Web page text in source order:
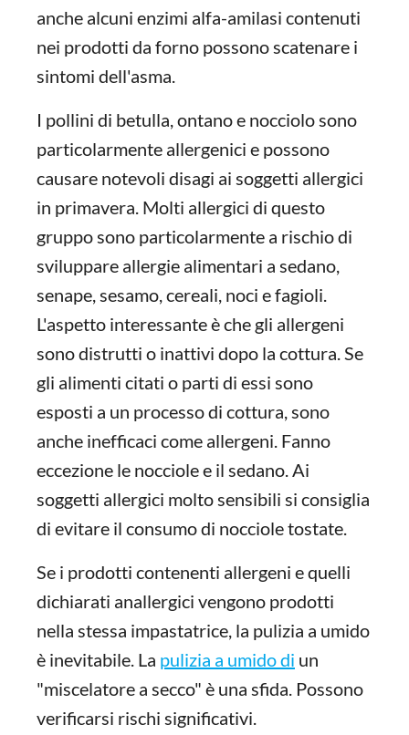
anche alcuni enzimi alfa-amilasi contenuti
nei prodotti da forno possono scatenare i
sintomi dell'asma.
I pollini di betulla, ontano e nocciolo sono
particolarmente allergenici e possono
causare notevoli disagi ai soggetti allergici
in primavera. Molti allergici di questo
gruppo sono particolarmente a rischio di
sviluppare allergie alimentari a sedano,
senape, sesamo, cereali, noci e fagioli.
L'aspetto interessante è che gli allergeni
sono distrutti o inattivi dopo la cottura. Se
gli alimenti citati o parti di essi sono
esposti a un processo di cottura, sono
anche inefficaci come allergeni. Fanno
eccezione le nocciole e il sedano. Ai
soggetti allergici molto sensibili si consiglia
di evitare il consumo di nocciole tostate.
Se i prodotti contenenti allergeni e quelli
dichiarati anallergici vengono prodotti
nella stessa impastatrice, la pulizia a umido
è inevitabile. La pulizia a umido di un
"miscelatore a secco" è una sfida. Possono
verificarsi rischi significativi.